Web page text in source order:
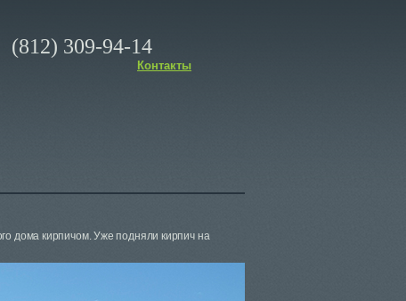
(812) 309-94-14
Контакты
дома кирпичом. Уже подняли кирпич на